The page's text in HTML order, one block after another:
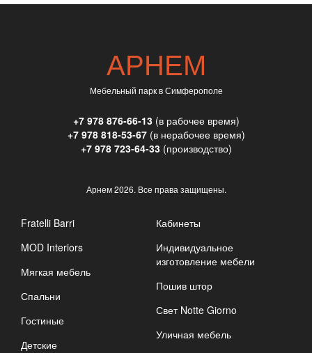
АРНЕМ
Мебельный парк в Симферополе
+7 978 876-66-13(в рабочее время)
+7 978 818-53-67(в нерабочее время)
+7 978 723-64-33(производство)
Арнем2026. Все права защищены.
Fratelli Barri
MOD Interiors
Мягкая мебель
Спальни
Гостиные
Детские
Кабинеты
Индивидуальное
изготовление мебели
Пошив штор
Свет Notte Giorno
Уличная мебель